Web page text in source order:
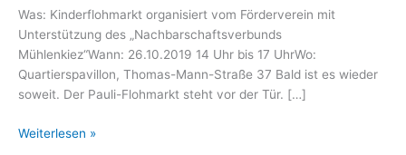
Was: Kinderflohmarkt organisiert vom Förderverein mit
Unterstützung des „Nachbarschaftsverbunds
Mühlenkiez“Wann: 26.10.2019 14 Uhr bis 17 UhrWo:
Quartierspavillon, Thomas-Mann-Straße 37 Bald ist es wieder
soweit. Der Pauli-Flohmarkt steht vor der Tür. […]
Pauli-
Weiterlesen »